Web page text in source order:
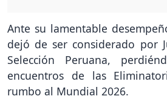
Ante su lamentable
dejó de ser considerado por
Selección Peruana,
encuentros de las
rumbo al Mundial 2026.